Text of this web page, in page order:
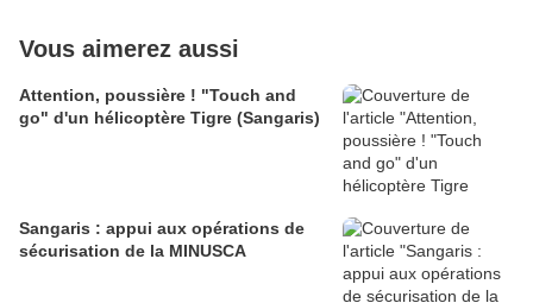
Vous aimerez aussi
Attention, poussière ! "Touch and
go" d'un hélicoptère Tigre (Sangaris)
Sangaris : appui aux opérations de
sécurisation de la MINUSCA